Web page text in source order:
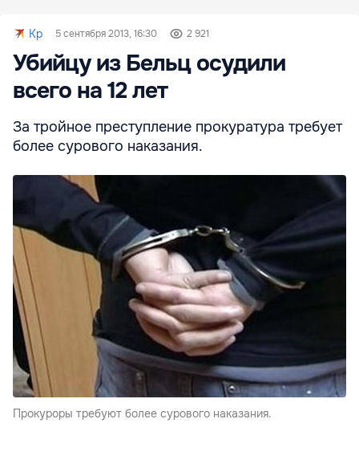
Kp 5 сентября 2013, 16:30 2 921
Убийцу из Бельц осудили
всего на 12 лет
За тройное преступление прокуратура требует
более сурового наказания.
Прокуроры требуют более сурового наказания.